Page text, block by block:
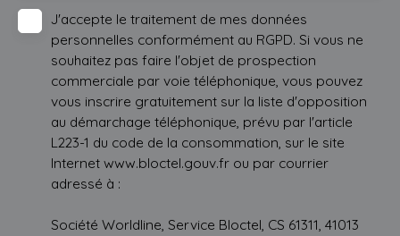
J'accepte le traitement de mes données
personnelles conformément au RGPD. Si vous ne
souhaitez pas faire l'objet de prospection
commerciale par voie téléphonique, vous pouvez
vous inscrire gratuitement sur la liste d'opposition
au démarchage téléphonique, prévu par l'article
L223-1 du code de la consommation, sur le site
Internet www.bloctel.gouv.fr ou par courrier
adressé à :
Société Worldline, Service Bloctel, CS 61311, 41013